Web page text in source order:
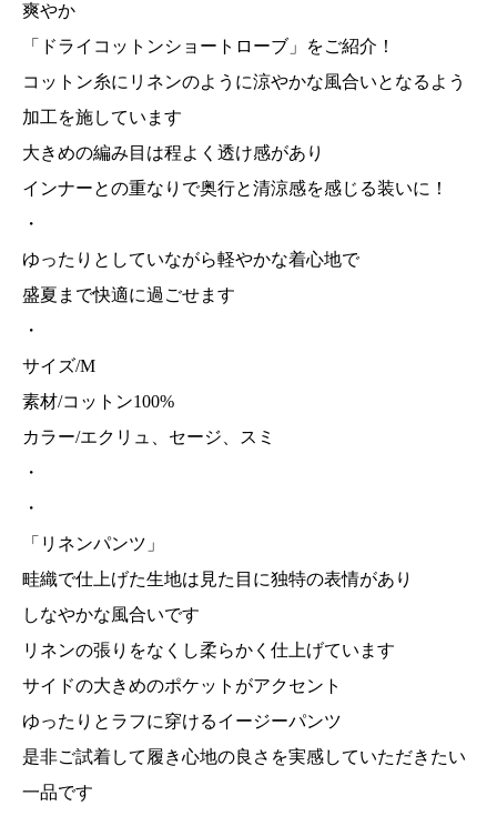
爽やか
「ドライコットンショートローブ」をご紹介！
コットン糸にリネンのように涼やかな風合いとなるよう
加工を施しています
大きめの編み目は程よく透け感があり
インナーとの重なりで奥行と清涼感を感じる装いに！
・
ゆったりとしていながら軽やかな着心地で
盛夏まで快適に過ごせます
・
サイズ/M
素材/コットン100%
カラー/エクリュ、セージ、スミ
・
・
「リネンパンツ」
畦織で仕上げた生地は見た目に独特の表情があり
しなやかな風合いです
リネンの張りをなくし柔らかく仕上げています
サイドの大きめのポケットがアクセント
ゆったりとラフに穿けるイージーパンツ
是非ご試着して履き心地の良さを実感していただきたい
一品です